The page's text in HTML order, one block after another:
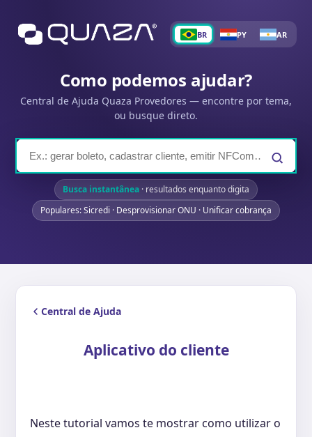
BR PY AR
Como podemos ajudar?
Central de Ajuda Quaza Provedores — encontre por tema,
ou busque direto.
Busca instantânea · resultados enquanto digita
Populares: Sicredi · Desprovisionar ONU · Unificar cobrança
Central de Ajuda
Aplicativo do cliente
Neste tutorial vamos te mostrar como utilizar o